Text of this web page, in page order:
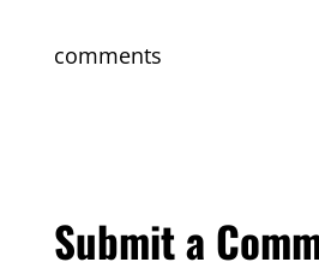
comments
Submit a